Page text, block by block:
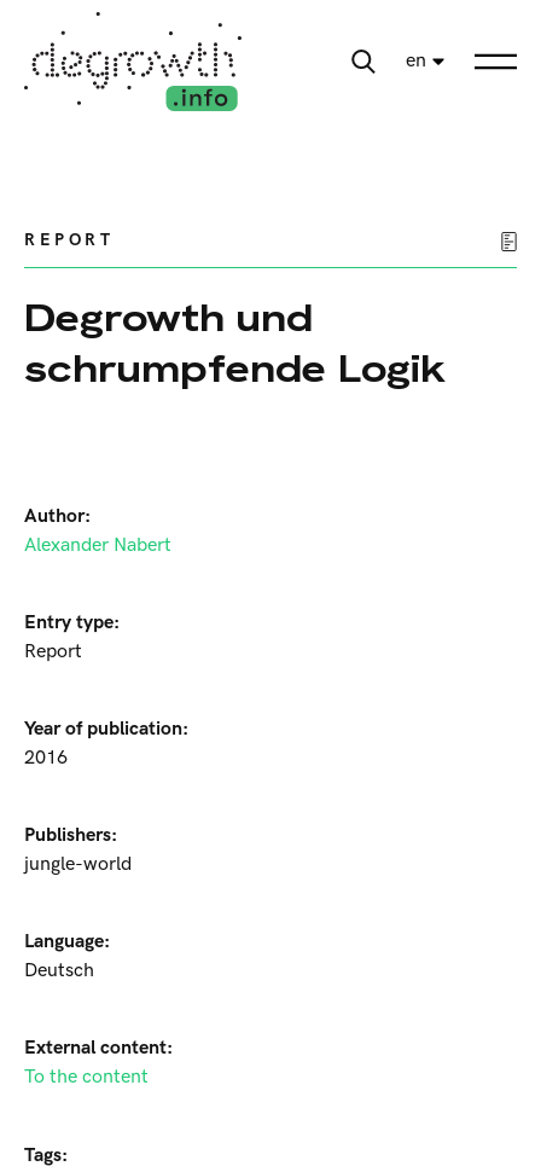
en
REPORT
Degrowth und
schrumpfende Logik
Author:
Alexander Nabert
Entry type:
Report
Year of publication:
2016
Publishers:
jungle-world
Language:
Deutsch
External content:
To the content
Tags: